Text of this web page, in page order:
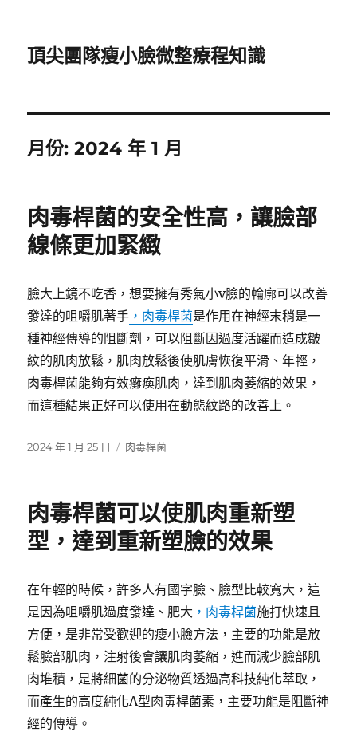
頂尖團隊瘦小臉微整療程知識
月份:2024 年 1 月
肉毒桿菌的安全性高，讓臉部
線條更加緊緻
臉大上鏡不吃香，想要擁有秀氣小v臉的輪廓可以改善
發達的咀嚼肌著手 ，肉毒桿菌是作用在神經末稍是一
種神經傳導的阻斷劑，可以阻斷因過度活躍而造成皺
紋的肌肉放鬆，肌肉放鬆後使肌膚恢復平滑、年輕，
肉毒桿菌能夠有效癱瘓肌肉，達到肌肉萎縮的效果，
而這種結果正好可以使用在動態紋路的改善上。
發
2024 年 1 月 25 日
分
肉毒桿菌
肉毒桿菌可以使肌肉重新塑
型，達到重新塑臉的效果
在年輕的時候，許多人有國字臉、臉型比較寬大，這
是因為咀嚼肌過度發達、肥大 ，肉毒桿菌施打快速且
方便，是非常受歡迎的瘦小臉方法，主要的功能是放
鬆臉部肌肉，注射後會讓肌肉萎縮，進而減少臉部肌
肉堆積，是將細菌的分泌物質透過高科技純化萃取，
而產生的高度純化A型肉毒桿菌素，主要功能是阻斷神
經的傳導。